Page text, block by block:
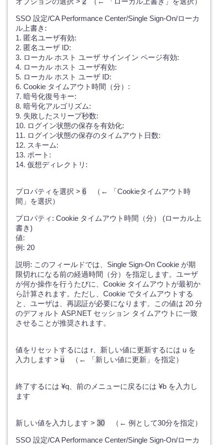
SSO 設定/CA Performance Center/Single Sign-On/ローカ
ル上書き:
1. 匿名ユーザ有効:
2. 匿名ユーザ ID:
3. ローカル ホスト ユーザ サインイン ページ有効:
4. ローカル ホスト ユーザ有効:
5. ローカル ホスト ユーザ ID:
6. Cookie タイムアウト時間（分）:
7. 暗号化復号キー:
8. 暗号化アルゴリズム:
9. 失敗したスリープ秒数:
10. ログイン状態の保存を有効化:
11. ログイン状態の保存のタイムアウト日数:
12. スキーム:
13. ポート:
14. 仮想ディレクトリ:
プロパティを選択 > 6 （← 「Cookieタイムアウト時
間」を選択）
プロパティ: Cookie タイムアウト時間（分） (ローカル上
書き)
値:
例: 20
説明: このフィールドでは、Single Sign-On Cookie が期
限切れになる前の経過時間（分）を指定します。ユーザ
が何か操作を行うたびに、Cookie タイムアウトが最初か
ら計算されます。ただし、Cookie でタイムアウトする
と、ユーザは、再認証が必要になります。この値は 20 分
のデフォルト ASP.NET セッション タイムアウトに一致
させることが推奨されます。
値をリセットするには r、新しい値に更新するには u を
入力します > u （← 「新しい値に更新」を指定）
終了するには ¥q、前のメニューに戻るには ¥b を入力し
ます
新しい値を入力します > 30 （← 例として30分を指定）
SSO 設定/CA Performance Center/Single Sign-On/ローカ